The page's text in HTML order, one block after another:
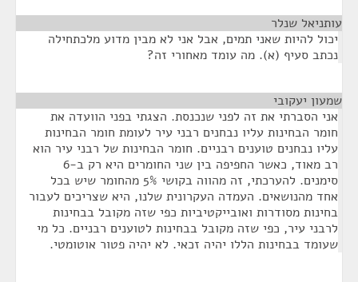
עותניאל שנלר
יכול להיות שאני תמים, אבל אני לא מבין מדוע מלכתחילה
נכתב סעיף (א). מה עומד מאחורי זה?
שמעון יעקובי
אני הסברתי את זה לפני שנכנסת. הצגתי בפני הוועדה את
חומר הבחינות עליו נבחנים רבני עיר לעומת חומר הבחינות
עליו נבחנים טוענים רבניים. חומר הבחינות של רבני עיר הוא
רב מאוד, כאשר החפיפה בין שני החומרים היא רק ב-6
סימנים. להערכתי, זה מהווה בקושי 5% מהחומר שיש בכל
אחד מהנושאים. העמדה העקרונית שלנו, היא שצריכים לעבור
בחינות מסודרות ואובייקטיביות כפי שזה מקובל בבחינות
לרבני עיר, כפי שזה מקובל בבחינות לטוענים רבניים. כל מי
שעומד בבחינות הללו יהיה זכאי. לא יהיה פטור אוטומטי.